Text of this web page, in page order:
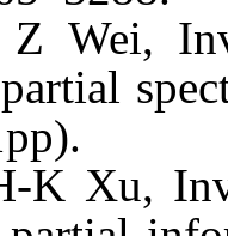
Wei,
K Xu,